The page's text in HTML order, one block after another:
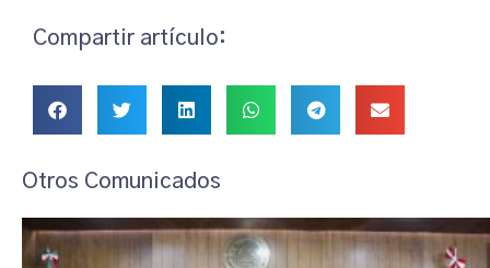
Compartir artículo:
Otros Comunicados